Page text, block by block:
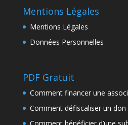
Mentions Légales
Mentions Légales
Données Personnelles
PDF Gratuit
Comment financer une
Comment défiscaliser un
Comment bénéficier d’une